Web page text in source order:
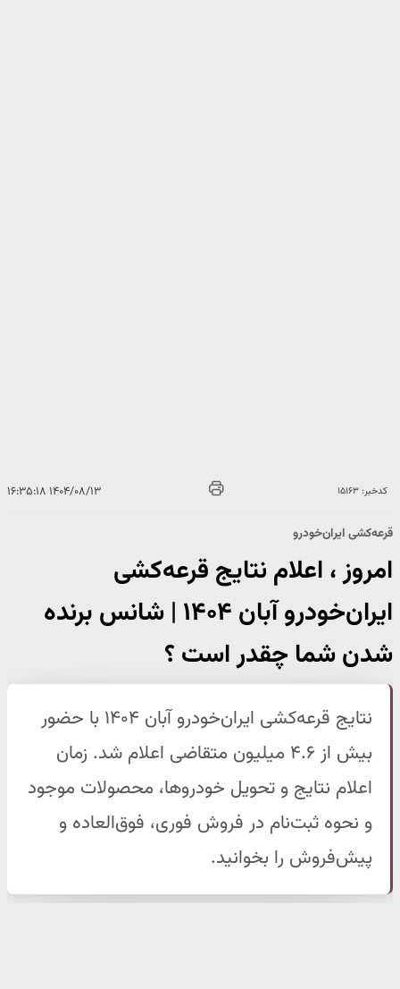
کدخبر: ۱۵۱۶۳ ۱۴۰۴/۰۸/۱۳ ۱۶:۳۵:۱۸
قرعه‌کشی ایران‌خودرو
امروز ، اعلام نتایج قرعه‌کشی
ایران‌خودرو آبان ۱۴۰۴ | شانس برنده
شدن شما چقدر است ؟
نتایج قرعه‌کشی ایران‌خودرو آبان ۱۴۰۴ با حضور
بیش از ۴.۶ میلیون متقاضی اعلام شد. زمان
اعلام نتایج و تحویل خودروها، محصولات موجود
و نحوه ثبت‌نام در فروش فوری، فوق‌العاده و
پیش‌فروش را بخوانید.